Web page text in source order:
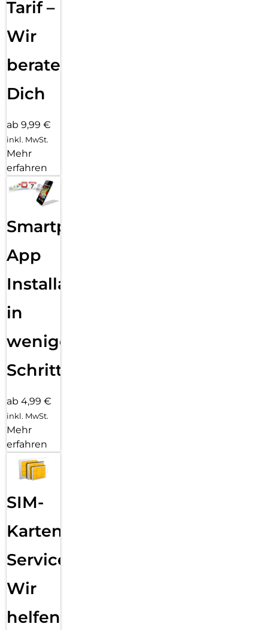
Lightning-Fast Snapshot – blitzschnelle Aufnahmen
bewegter Motive
AI Magic Tools – Objekte verschieben, entfernen, bearbeiten
Portrait Light & Magic Unblur – für kreative Bildbearbeitung
Die 16 MP Frontkamera sorgt für detailreiche Selfies mit
Smarte Extras für ein besseres Erlebnis:
und effizient
DTS-Sound – kraftvoller Klang für Filme, Musik und Gaming
Gesichts- und Fingerabdruck-Entsperrung – bequem und
NFC (optional) – für mobiles Bezahlen und schnelle
3,5 mm Kopfhöreranschluss & USB-C – maximale Flexibilität
Mit starkem Akku, großem Speicher, smarter KI-Fotografie
perfekte Kombination aus Stil und Leistung – gemacht für
alle, die mehr von ihrem Smartphone erwarten.
Tarif –
Wir
beraten
Dich
ab 9,99 €
inkl. MwSt.
Mehr
erfahren
Smartphone
App
Installation
in
wenigen
Schritten
ab 4,99 €
inkl. MwSt.
Mehr
erfahren
SIM-
Karten
Service:
Wir
helfen